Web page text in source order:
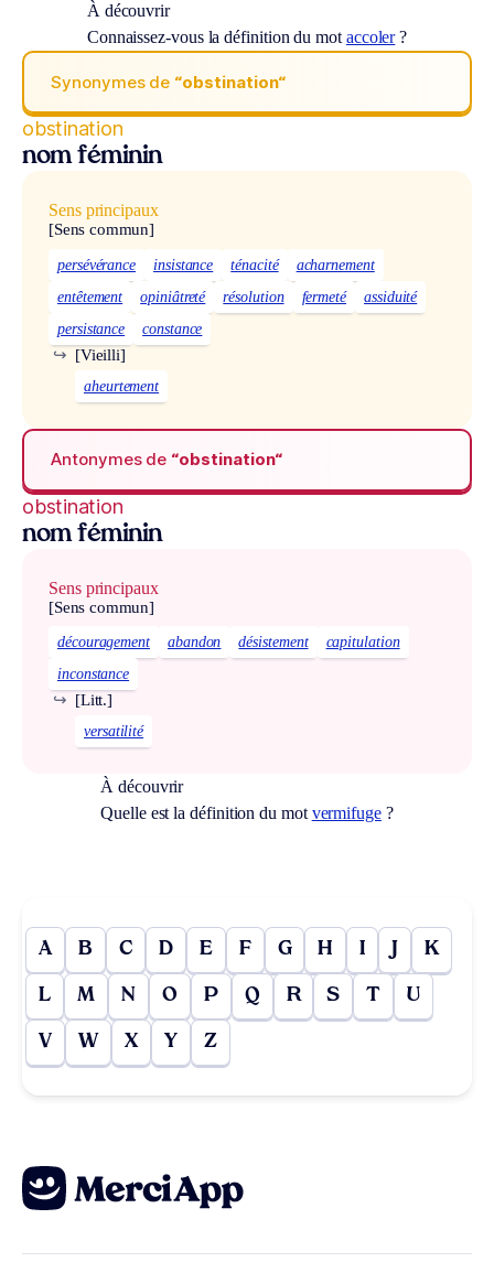
À découvrir
Connaissez-vous la définition du mot accoler?
Synonymes de “obstination“
obstination
nom féminin
Sens principaux
[Sens commun]
persévérance insistance ténacité
acharnement
entêtement
opiniâtreté résolution fermeté
assiduité
persistance
constance
[Vieilli]
↪
aheurtement
Antonymes de “obstination“
obstination
nom féminin
Sens principaux
[Sens commun]
découragement abandon désistement
capitulation
inconstance
[Litt.]
↪
versatilité
À découvrir
Quelle est la définition du mot vermifuge?
A B C D E F G H I J K
L M N O P Q R S T U
V W X Y Z